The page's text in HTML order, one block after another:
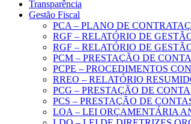
Transparência
Gestão Fiscal
PCA – PLANO DE
RGF – RELATÓRIO DE
RGF – RELATÓRIO DE
PCM – PRESTAÇÃO DE
PCPE – PROCEDIMENTOS
RREO – RELATÓRIO
PCG – PRESTAÇÃO DE
PCS – PRESTAÇÃO DE
LOA – LEI ORÇAMENTÁRIA